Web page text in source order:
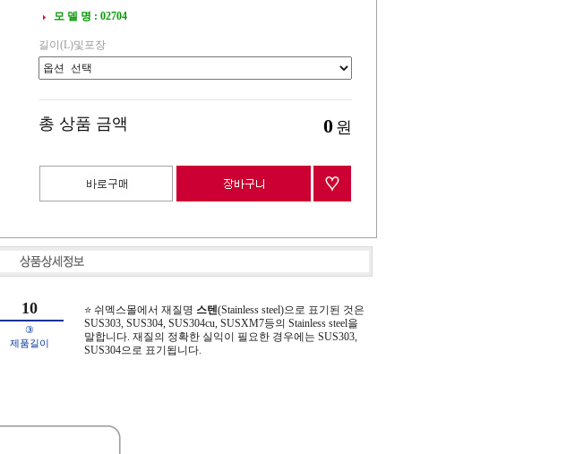
모 델 명 : 02704
길이(L)및포장
총 상품 금액 0 원
10
③
제품길이
⭐ 쉬멕스몰에서 재질명 스텐(Stainless steel)으로 표기된 것은
SUS303, SUS304, SUS304cu, SUSXM7등의 Stainless steel을
말합니다. 재질의 정확한 실익이 필요한 경우에는 SUS303,
SUS304으로 표기됩니다.